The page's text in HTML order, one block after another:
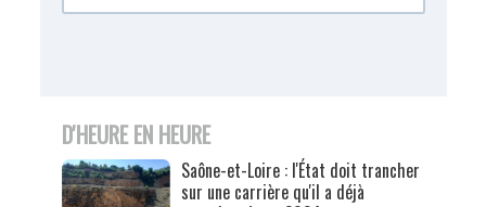
D'HEURE EN HEURE
Saône-et-Loire : l'État doit trancher
sur une carrière qu'il a déjà